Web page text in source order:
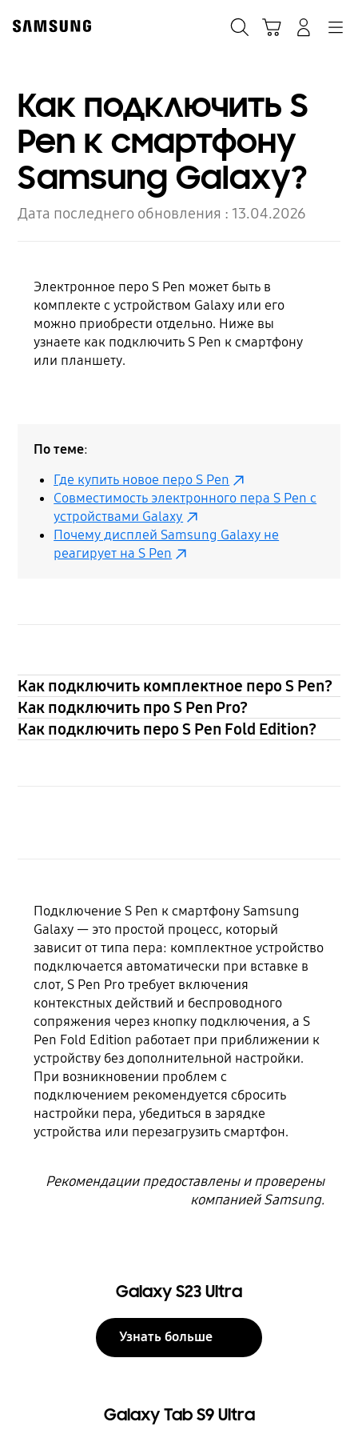
content
Как подключить S
Pen к смартфону
Samsung Galaxy?
Дата последнего обновления : 13.04.2026
Электронное перо S Pen может быть в
комплекте с устройством Galaxy или его
можно приобрести отдельно. Ниже вы
узнаете как подключить S Pen к смартфону
или планшету.
По теме:
Где купить новое перо S Pen
Совместимость электронного пера S Pen с
устройствами Galaxy
Почему дисплей Samsung Galaxy не
реагирует на S Pen
Как подключить комплектное перо S Pen?
Как подключить про S Pen Pro?
Как подключить перо S Pen Fold Edition?
Подключение S Pen к смартфону Samsung
Galaxy — это простой процесс, который
зависит от типа пера: комплектное устройство
подключается автоматически при вставке в
слот, S Pen Pro требует включения
контекстных действий и беспроводного
сопряжения через кнопку подключения, а S
Pen Fold Edition работает при приближении к
устройству без дополнительной настройки.
При возникновении проблем с
подключением рекомендуется сбросить
настройки пера, убедиться в зарядке
устройства или перезагрузить смартфон.
Рекомендации предоставлены и проверены
компанией Samsung.
Galaxy S23 Ultra
Узнать больше
Galaxy Tab S9 Ultra